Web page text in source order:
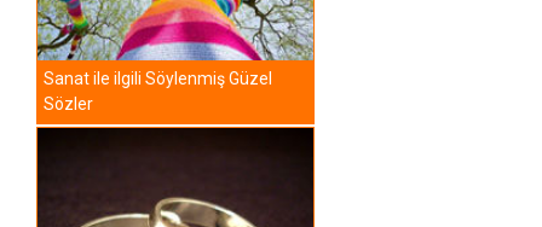
Sanat ile ilgili Söylenmiş Güzel
Sözler